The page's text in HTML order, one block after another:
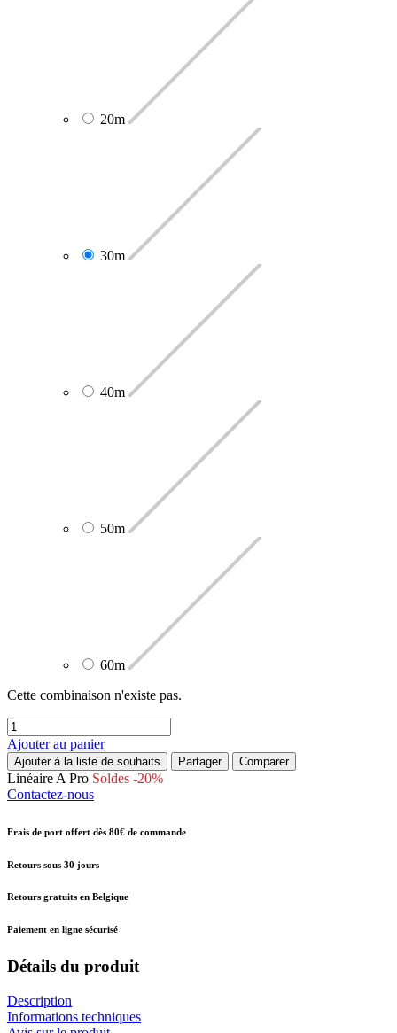
20m
30m
40m
50m
60m
Cette combinaison n'existe pas.
Ajouter au panier
Ajouter à la liste de souhaits Partager Comparer
Linéaire A Pro Soldes -20%
Contactez-nous
Frais de port offert dès 80€ de commande
Retours sous 30 jours
Retours gratuits en Belgique
Paiement en ligne sécurisé
Détails du produit
Description
Informations techniques